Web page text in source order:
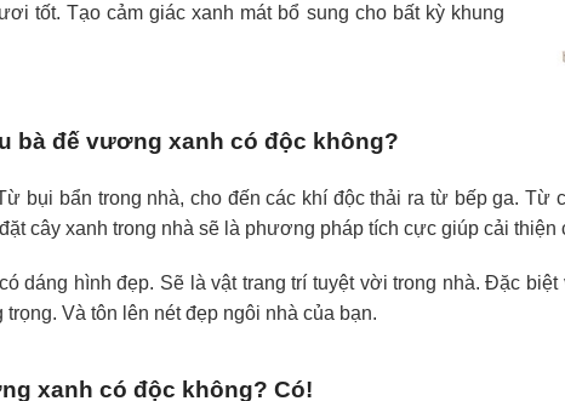
tốt. Tạo cảm giác xanh mát bổ sung cho bất kỳ khung
bà đế vương xanh có độc không?
bụi bẩn trong nhà, cho đến các khí độc thải ra từ bếp ga. Từ
cây xanh trong nhà sẽ là phương pháp tích cực giúp cải thiện
dáng hình đẹp. Sẽ là vật trang trí tuyệt vời trong nhà. Đặc
Và tôn lên nét đẹp ngôi nhà của bạn.
xanh có độc không? Có!